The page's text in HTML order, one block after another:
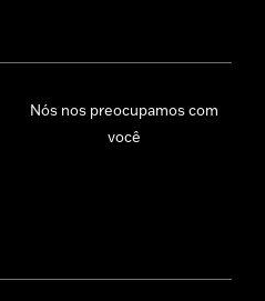
Nós nos preocupamos com
você